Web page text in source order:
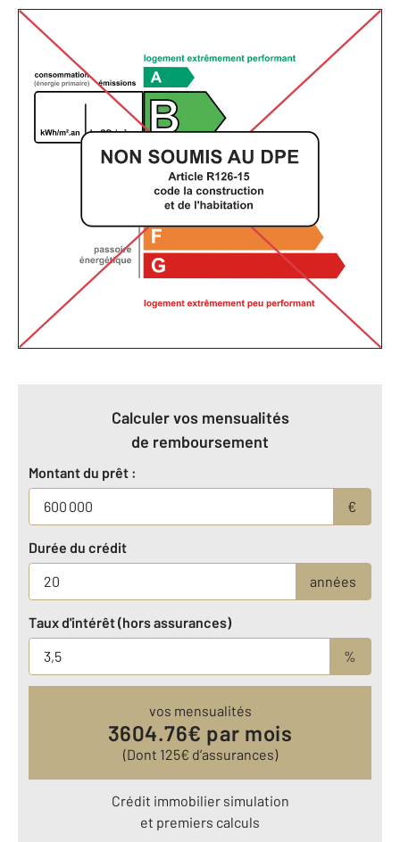
Calculer vos mensualités
de remboursement
Montant du prêt :
€
Durée du crédit
années
Taux d'intérêt (hors assurances)
%
vos mensualités
3604.76€ par mois
(Dont 125€ d’assurances)
Crédit immobilier simulation
et premiers calculs